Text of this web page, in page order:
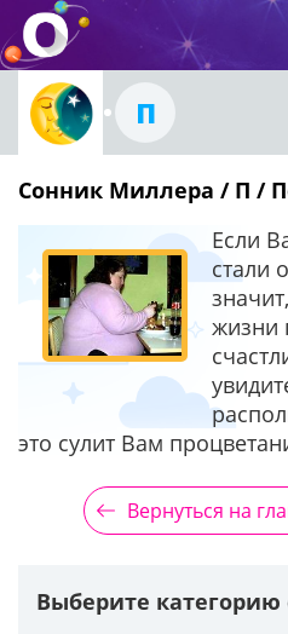
П
Сонник Миллера / П /
Если
стали
жизни
это сулит Вам
Вернуться на
Выберите категорию